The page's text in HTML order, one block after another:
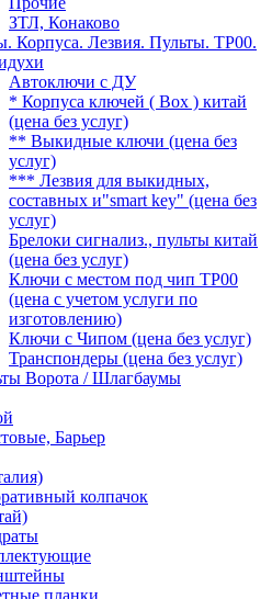
ЗТЛ, Конаково
Корпуса. Лезвия. Пульты. TP00.
Автоключи с ДУ
* Корпуса ключей ( Box ) китай
(цена без услуг)
** Выкидные ключи (цена без
услуг)
*** Лезвия для выкидных,
составных и"smart key" (цена без
услуг)
Брелоки сигнализ., пульты китай
(цена без услуг)
Ключи с местом под чип TP00
(цена с учетом услуги по
изготовлению)
Ключи с Чипом (цена без услуг)
Транспондеры (цена без услуг)
Ворота / Шлагбаумы
Барьер
колпачок
планки